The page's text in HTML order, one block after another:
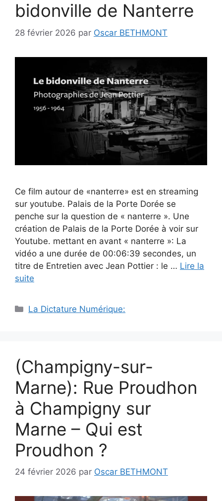
bidonville de Nanterre
28 février 2026 par Oscar BETHMONT
Ce film autour de «nanterre» est en streaming
sur youtube. Palais de la Porte Dorée se
penche sur la question de « nanterre ». Une
création de Palais de la Porte Dorée à voir sur
Youtube. mettant en avant « nanterre »: La
vidéo a une durée de 00:06:39 secondes, un
titre de Entretien avec Jean Pottier : le … Lire la
suite
Catégories
La Dictature Numérique:
(Champigny-sur-
Marne): Rue Proudhon
à Champigny sur
Marne – Qui est
Proudhon ?
24 février 2026 par Oscar BETHMONT